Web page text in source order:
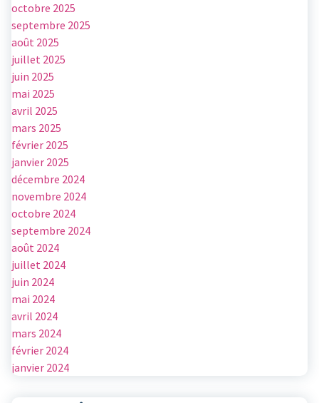
octobre 2025
septembre 2025
août 2025
juillet 2025
juin 2025
mai 2025
avril 2025
mars 2025
février 2025
janvier 2025
décembre 2024
novembre 2024
octobre 2024
septembre 2024
août 2024
juillet 2024
juin 2024
mai 2024
avril 2024
mars 2024
février 2024
janvier 2024